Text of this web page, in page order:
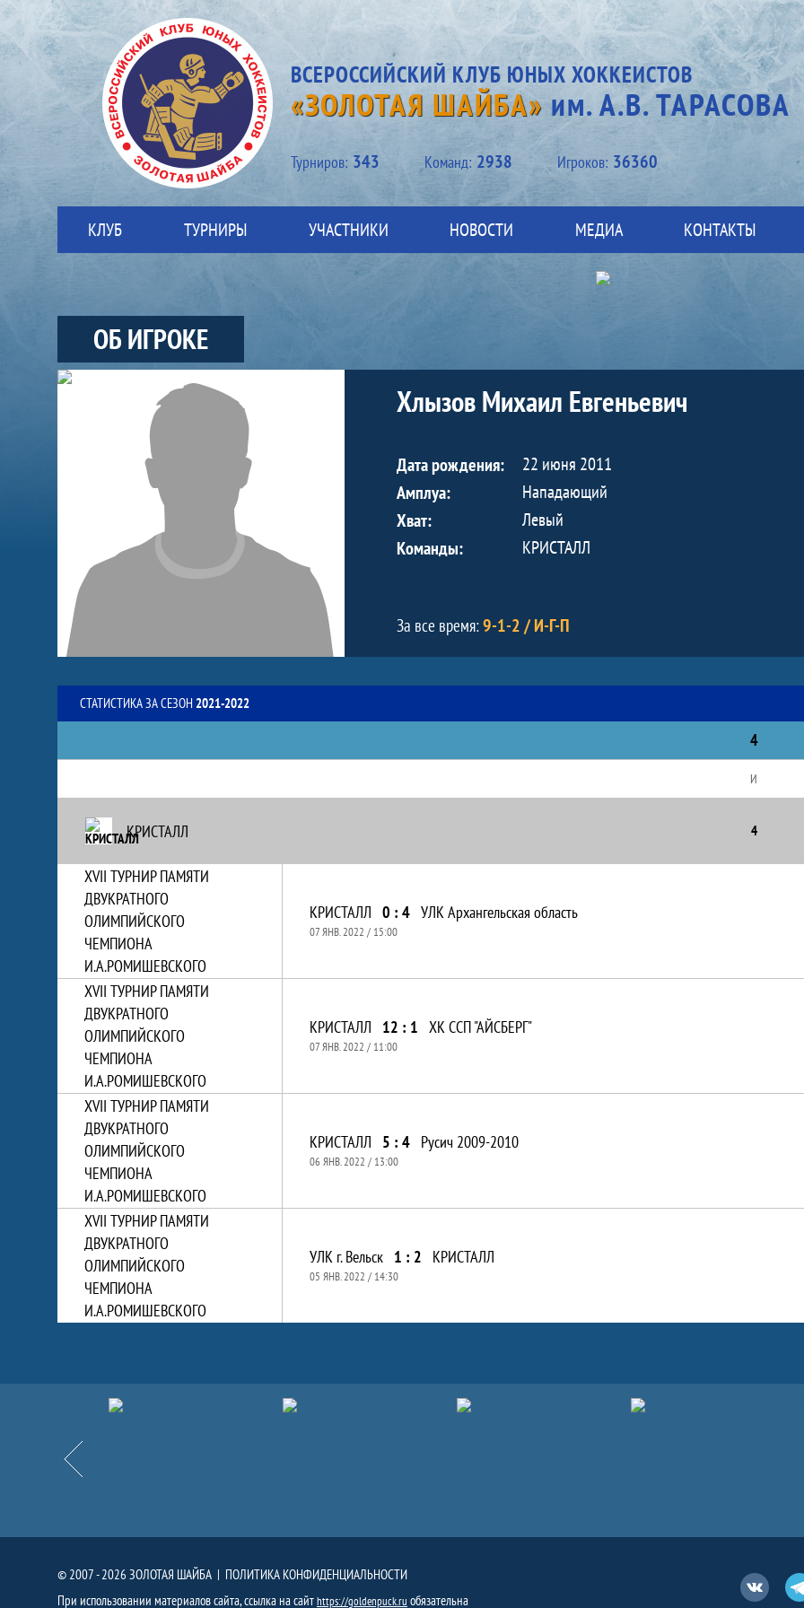
ВСЕРОССИЙСКИЙ КЛУБ ЮНЫХ ХОККЕИСТОВ
«ЗОЛОТАЯ ШАЙБА»им. А.В. ТАРАСОВА
Турниров: 343 Kоманд: 2938 Игроков: 36360
КЛУБ ТУРНИРЫ УЧАСТНИКИ НОВОСТИ МЕДИА КОНТАКТЫ
ОБ ИГРОКЕ
Участники-игрок
Хлызов Михаил Евгеньевич
Дата рождения:
22 июня 2011
Амплуа:
Нападающий
Хват:
Левый
Команды:
КРИСТАЛЛ
За все время:9-1-2 / И-Г-П
СТАТИСТИКА ЗА СЕЗОН 2021-2022
4
И
КРИСТАЛЛ 4
XVII ТУРНИР ПАМЯТИ
ДВУКРАТНОГО
ОЛИМПИЙСКОГО
ЧЕМПИОНА
И.А.РОМИШЕВСКОГО
КРИСТАЛЛ 0 : 4 УЛК Архангельская область
07 ЯНВ. 2022 / 15:00
XVII ТУРНИР ПАМЯТИ
ДВУКРАТНОГО
ОЛИМПИЙСКОГО
ЧЕМПИОНА
И.А.РОМИШЕВСКОГО
КРИСТАЛЛ 12 : 1 ХК ССП "АЙСБЕРГ"
07 ЯНВ. 2022 / 11:00
XVII ТУРНИР ПАМЯТИ
ДВУКРАТНОГО
ОЛИМПИЙСКОГО
ЧЕМПИОНА
И.А.РОМИШЕВСКОГО
КРИСТАЛЛ 5 : 4 Русич 2009-2010
06 ЯНВ. 2022 / 13:00
XVII ТУРНИР ПАМЯТИ
ДВУКРАТНОГО
ОЛИМПИЙСКОГО
ЧЕМПИОНА
И.А.РОМИШЕВСКОГО
УЛК г. Вельск 1 : 2 КРИСТАЛЛ
05 ЯНВ. 2022 / 14:30
Назад
Партнёры
© 2007 - 2026 ЗОЛОТАЯ ШАЙБА | ПОЛИТИКА КОНФИДЕНЦИАЛЬНОСТИ
При использовании материалов сайта, ссылка на сайтhttps://goldenpuck.ru обязательна Вконтакте